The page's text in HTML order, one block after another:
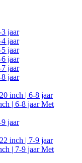
jaar
jaar
jaar
jaar
jaar
jaar
inch | 6-8 jaar
| 6-8 jaar Met
jaar
inch | 7-9 jaar
| 7-9 jaar Met